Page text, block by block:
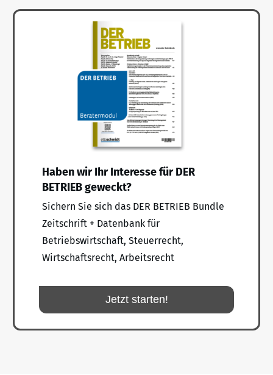
Haben wir Ihr Interesse für DER
BETRIEB geweckt?
Sichern Sie sich das DER BETRIEB Bundle
Zeitschrift + Datenbank für
Betriebswirtschaft, Steuerrecht,
Wirtschaftsrecht, Arbeitsrecht
Jetzt starten!